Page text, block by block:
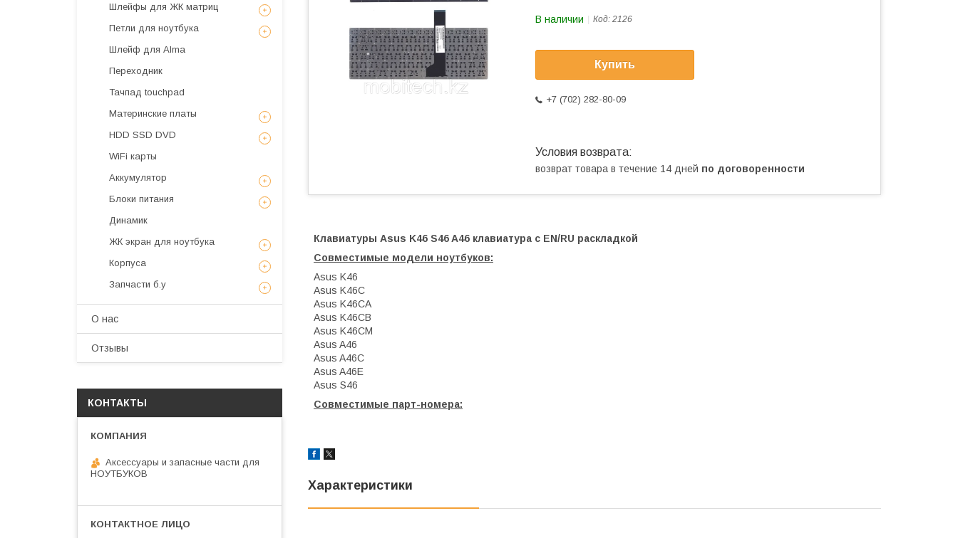
В наличии Код: 2126
Купить
+7 (702) 282-80-09
возврат товара в течение 14 дней по договоренности
Клавиатуры Asus K46 S46 A46 клавиатура c EN/RU раскладкой
Совместимые модели ноутбуков:
Asus K46
Asus K46C
Asus K46CA
Asus K46CB
Asus K46CM
Asus A46
Asus A46C
Asus A46E
Asus S46
Совместимые парт-номера:
Характеристики
Шлейфы для ЖК матриц
Петли для ноутбука
Шлейф для Alma
Переходник
Тачпад touchpad
Материнские платы
HDD SSD DVD
WiFi карты
Аккумулятор
Блоки питания
Динамик
ЖК экран для ноутбука
Корпуса
Запчасти б.у
О нас
Отзывы
КОНТАКТЫ
Аксессуары и запасные части для
НОУТБУКОВ